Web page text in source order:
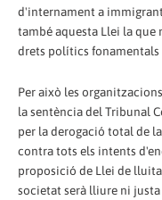
d'internament a
també aquesta Llei la que
drets polítics fonamentals
Per això les
la sentència del Tribunal
per la derogació total de
contra tots els intents
proposició de Llei de
societat serà lliure ni